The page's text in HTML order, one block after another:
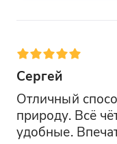
Сергей
Отличный
природу. Всё
удобные.